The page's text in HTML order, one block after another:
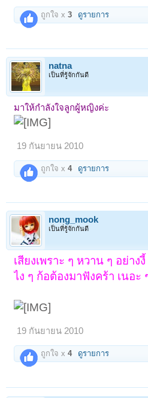
ถูกใจ x3 ดูรายการ
natna
เป็นที่รู้จักกันดี
มาให้กำลังใจลูกผู้หญิงค่ะ
19 กันยายน 2010
ถูกใจ x4 ดูรายการ
nong_mook
เป็นที่รู้จักกันดี
เสียงเพราะ ๆ หวาน ๆ อย่าง
ไง ๆ ก้อต้องมาฟังคร้า เนอะ
19 กันยายน 2010
ถูกใจ x4 ดูรายการ